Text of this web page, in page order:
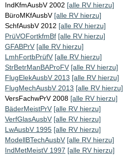
IndKfmAusbV 2002 [alle RV hierzu]
BüroMKfAusbV [alle RV hierzu]
SchfAusbV 2012 [alle RV hierzu]
PrüVOFortkfmBf [alle RV hierzu]
GFABPrV [alle RV hierzu]
LmhFortbPrüfV [alle RV hierzu]
StrBetrManBAProFV [alle RV hierzu]
FlugElekAusbV 2013 [alle RV hierzu]
FlugMechAusbV 2013 [alle RV hierzu]
VersFachwPrV 2008 [alle RV hierzu]
BäderMeistPrV [alle RV hierzu]
VerfGlasAusbV [alle RV hierzu]
LwAusbV 1995 [alle RV hierzu]
ModellBTechAusbV [alle RV hierzu]
IndMetMeistV 1997 [alle RV hierzu]